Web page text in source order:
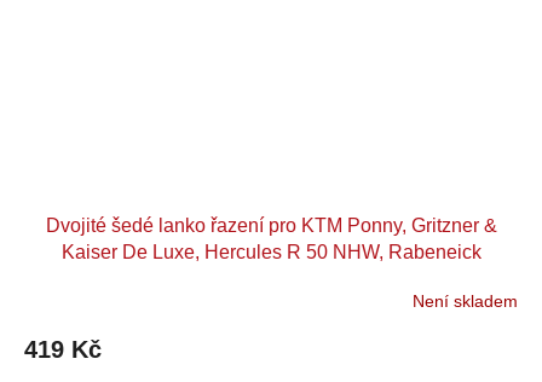
Dvojité šedé lanko řazení pro KTM Ponny, Gritzner &
Kaiser De Luxe, Hercules R 50 NHW, Rabeneick
Není skladem
419 Kč